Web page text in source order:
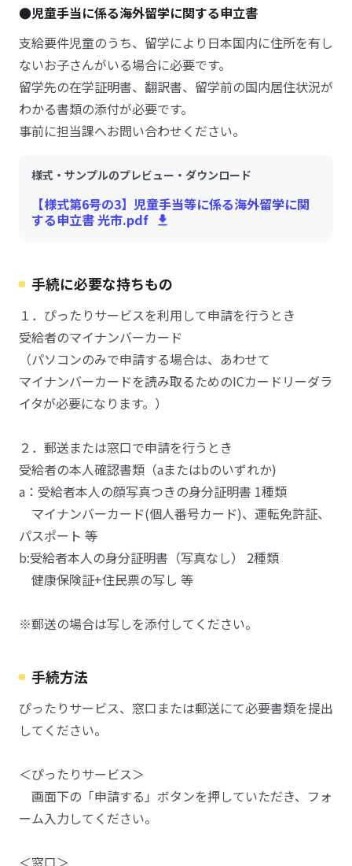
●児童手当に係る海外留学に関する申立書
支給要件児童のうち、留学により日本国内に住所を有し
ないお子さんがいる場合に必要です。
留学先の在学証明書、翻訳書、留学前の国内居住状況が
わかる書類の添付が必要です。
事前に担当課へお問い合わせください。
様式・サンプルのプレビュー・ダウンロード
【様式第6号の3】児童手当等に係る海外留学に関
する申立書 光市.pdf
手続に必要な持ちもの
１．ぴったりサービスを利用して申請を行うとき
受給者のマイナンバーカード
（パソコンのみで申請する場合は、あわせて
マイナンバーカードを読み取るためのICカードリーダラ
イタが必要になります。）
２．郵送または窓口で申請を行うとき
受給者の本人確認書類（aまたはbのいずれか)
a：受給者本人の顔写真つきの身分証明書 1種類
マイナンバーカード(個人番号カード)、運転免許証、
パスポート 等
b:受給者本人の身分証明書（写真なし） 2種類
健康保険証+住民票の写し 等
※郵送の場合は写しを添付してください。
手続方法
ぴったりサービス、窓口または郵送にて必要書類を提出
してください。
＜ぴったりサービス＞
画面下の「申請する」ボタンを押していただき、フォ
ーム入力してください。
＜窓口＞